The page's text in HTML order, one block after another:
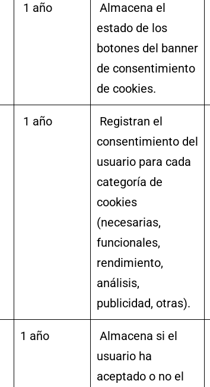
1 año
Almacena el
estado de los
botones del banner
de consentimiento
de cookies.
1 año
Registran el
consentimiento del
usuario para cada
categoría de
cookies
(necesarias,
funcionales,
rendimiento,
análisis,
publicidad, otras).
1 año
Almacena si el
usuario ha
aceptado o no el